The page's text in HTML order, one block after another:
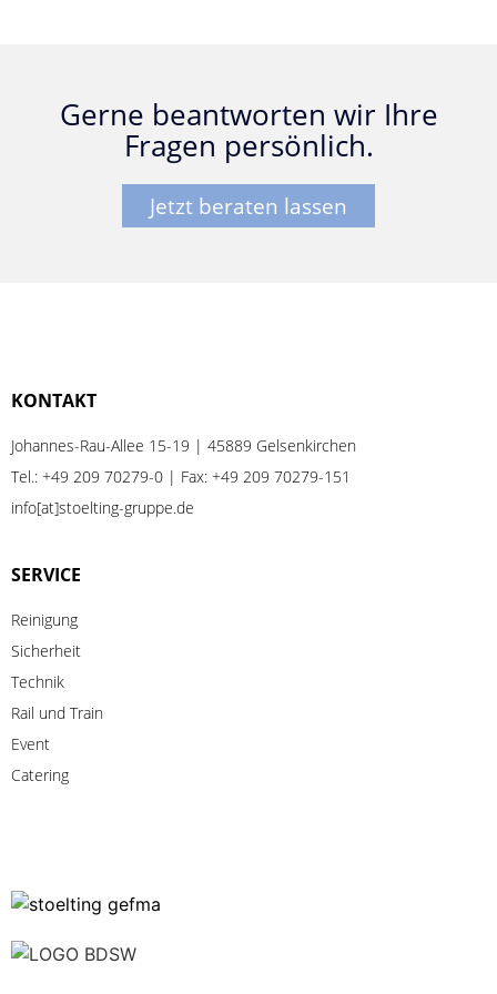
Gerne beantworten wir Ihre
Fragen persönlich.
Jetzt beraten lassen
KONTAKT
Johannes-Rau-Allee 15-19 | 45889 Gelsenkirchen
Tel.: +49 209 70279-0 | Fax: +49 209 70279-151
info[at]stoelting-gruppe.de
SERVICE
Reinigung
Sicherheit
Technik
Rail und Train
Event
Catering